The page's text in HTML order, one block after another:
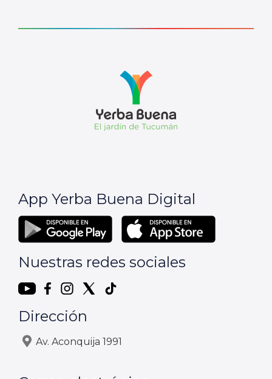
App Yerba Buena Digital
Nuestras redes sociales
Dirección
Av. Aconquija 1991